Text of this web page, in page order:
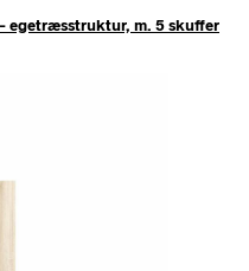
egetræsstruktur, m. 5 skuffer